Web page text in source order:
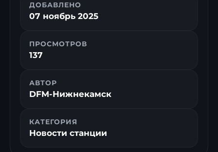
ДОБАВЛЕНО
07 ноябрь 2025
ПРОСМОТРОВ
137
АВТОР
DFM-Нижнекамск
КАТЕГОРИЯ
Новости станции